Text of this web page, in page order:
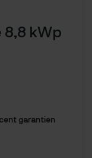
kWp
garantien